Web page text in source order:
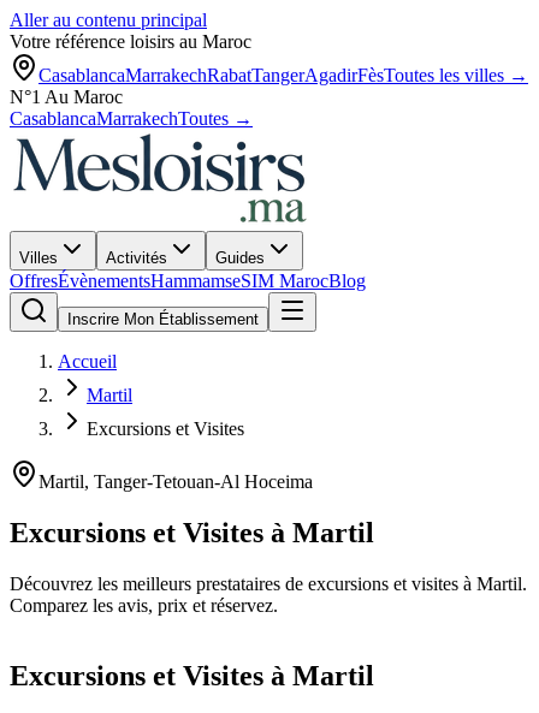
Aller au contenu principal
Votre référence loisirs au Maroc
CasablancaMarrakechRabatTangerAgadirFèsToutes les villes →
N°1 Au Maroc
CasablancaMarrakechToutes →
Villes Activités Guides
OffresÉvènementsHammamseSIM MarocBlog
Inscrire Mon Établissement
Accueil
Martil
Excursions et Visites
Martil, Tanger-Tetouan-Al Hoceima
Excursions et Visites à Martil
Découvrez les meilleurs prestataires de excursions et visites à Martil.
Comparez les avis, prix et réservez.
Excursions et Visites à Martil